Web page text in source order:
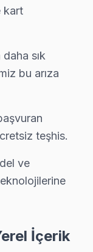
arası.
ve
Analiz
çeken bir
geleneksel
olan
kart
sık
bu arıza
teşhis.
ve
İçerik